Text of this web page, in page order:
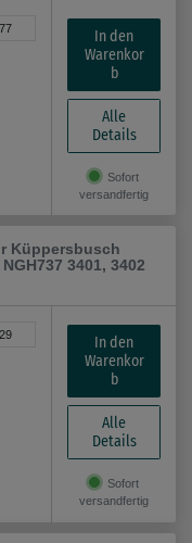
In den
Warenkor
b
Alle
Details
Sofort
versandfertig
Küppersbusch
3401, 3402
In den
Warenkor
b
Alle
Details
Sofort
versandfertig